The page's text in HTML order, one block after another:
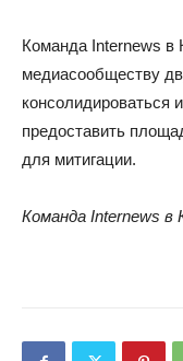
Команда Internews в
медиасообществу
консолидироваться
предоставить
для митигации.
Команда Internews в